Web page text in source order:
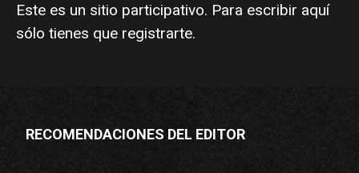
Este es un sitio participativo. Para escribir aquí
sólo tienes que registrarte.
RECOMENDACIONES DEL EDITOR